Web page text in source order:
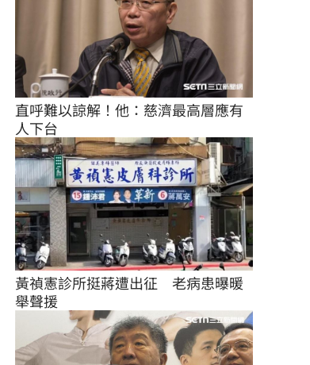
直呼難以諒解！他：慈濟最高層應有
人下台
黃禎憲診所挺蔣遭出征　老病患曝暖
舉聲援